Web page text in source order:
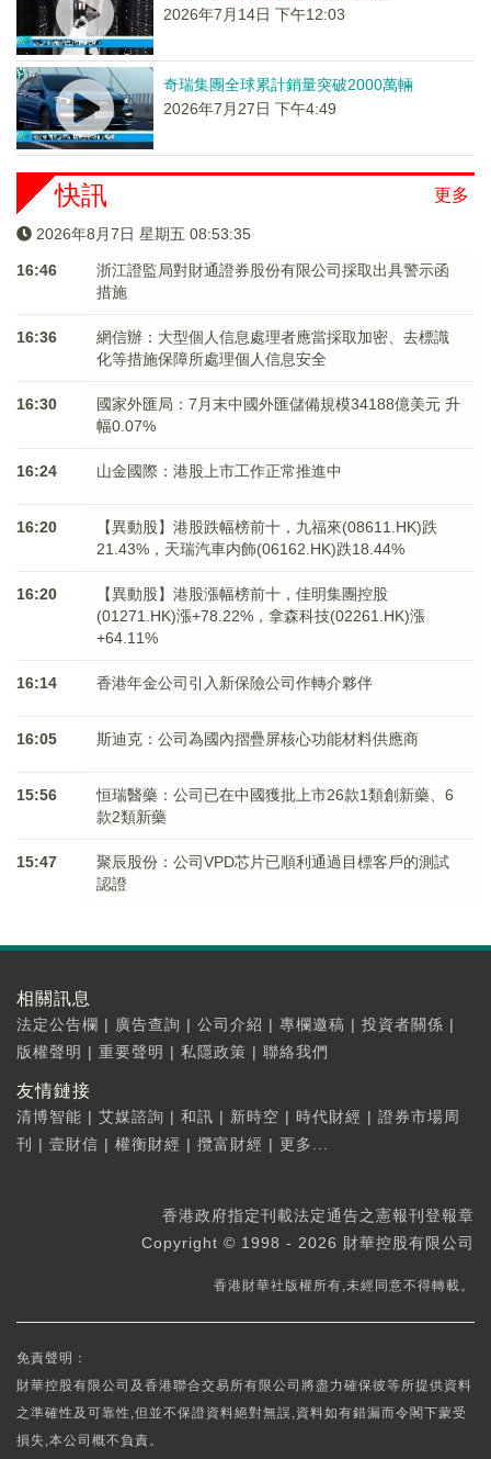
2026年7月14日 下午12:03
奇瑞集團全球累計銷量突破2000萬輛
2026年7月27日 下午4:49
更多
快訊
2026年8月7日 星期五 08:53:35
16:46
浙江證監局對財通證券股份有限公司採取出具警示函
措施
16:36
網信辦：大型個人信息處理者應當採取加密、去標識
化等措施保障所處理個人信息安全
16:30
國家外匯局：7月末中國外匯儲備規模34188億美元 升
幅0.07%
16:24 山金國際：港股上市工作正常推進中
16:20
【異動股】港股跌幅榜前十，九福來(08611.HK)跌
21.43%，天瑞汽車内飾(06162.HK)跌18.44%
16:20
【異動股】港股漲幅榜前十，佳明集團控股
(01271.HK)漲+78.22%，拿森科技(02261.HK)漲
+64.11%
16:14 香港年金公司引入新保險公司作轉介夥伴
16:05 斯迪克：公司為國內摺疊屏核心功能材料供應商
15:56
恒瑞醫藥：公司已在中國獲批上市26款1類創新藥、6
款2類新藥
15:47
聚辰股份：公司VPD芯片已順利通過目標客戶的測試
認證
相關訊息
法定公告欄 | 廣告查詢 | 公司介紹 | 專欄邀稿 | 投資者關係 |
版權聲明 | 重要聲明 | 私隱政策 | 聯絡我們
友情鏈接
清博智能 | 艾媒諮詢 | 和訊 | 新時空 | 時代財經 | 證券市場周
刊
| 壹財信 | 權衡財經 | 攬富財經 | 更多...
香港政府指定刊載法定通告之憲報刊登報章
Copyright © 1998 - 2026 財華控股有限公司
香港財華社版權所有,未經同意不得轉載。
免責聲明：
財華控股有限公司及香港聯合交易所有限公司將盡力確保彼等所提供資料
之準確性及可靠性,但並不保證資料絕對無誤,資料如有錯漏而令閣下蒙受
損失,本公司概不負責。